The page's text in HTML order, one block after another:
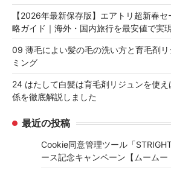
【2026年最新保存版】エアトリ超新春
略ガイド｜海外・国内旅行を最安値で実
09 薄毛によい髪の毛の洗い方と育毛剤
ミング
24 はたして白髪は育毛剤リジュンを使
係を徹底解説しました
最近の投稿
Cookie同意管理ツール「
ース記念キャンペーン【ムームー